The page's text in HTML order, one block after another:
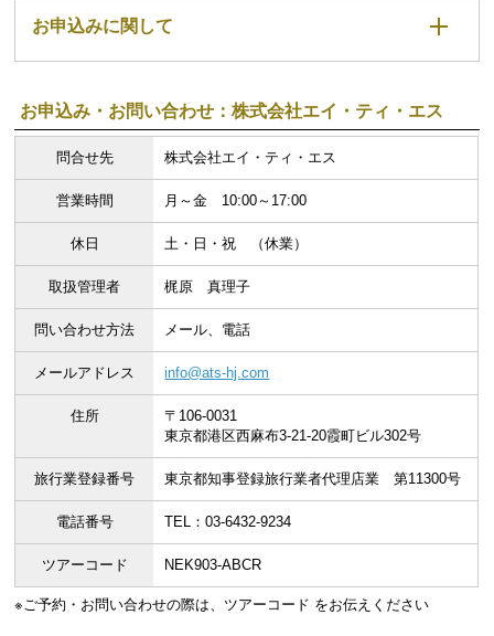
お申込みに関して
お申込み・お問い合わせ：株式会社エイ・ティ・エス
問合せ先 株式会社エイ・ティ・エス
営業時間 月～金 10:00～17:00
休日 土・日・祝 （休業）
取扱管理者 梶原 真理子
問い合わせ方法 メール、電話
メールアドレス info@ats-hj.com
住所
〒106-0031
東京都港区西麻布3-21-20霞町ビル302号
旅行業登録番号 東京都知事登録旅行業者代理店業 第11300号
電話番号 TEL：03-6432-9234
ツアーコード NEK903-ABCR
※ご予約・お問い合わせの際は、ツアーコード をお伝えください